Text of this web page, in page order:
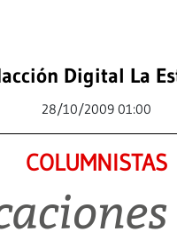
Digital La
28/10/2009 01:00
COLUMNISTAS